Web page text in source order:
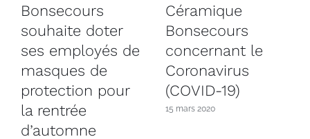
Bonsecours
souhaite doter
ses employés de
masques de
protection pour
la rentrée
d’automne
Céramique
Bonsecours
concernant le
Coronavirus
(COVID-19)
15 mars 2020